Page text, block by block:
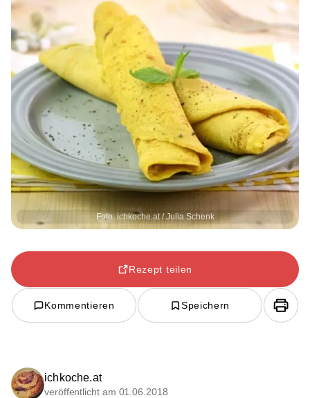
Foto: ichkoche.at / Julia Schenk
Rezept teilen
Kommentieren Speichern
ichkoche.at
veröffentlicht am 01.06.2018